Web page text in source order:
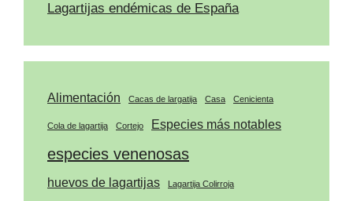
Lagartijas endémicas de España
Alimentación Cacas de largatija Casa Cenicienta
Cola de lagartija Cortejo Especies más notables
especies venenosas
huevos de lagartijas Lagartija Colirroja